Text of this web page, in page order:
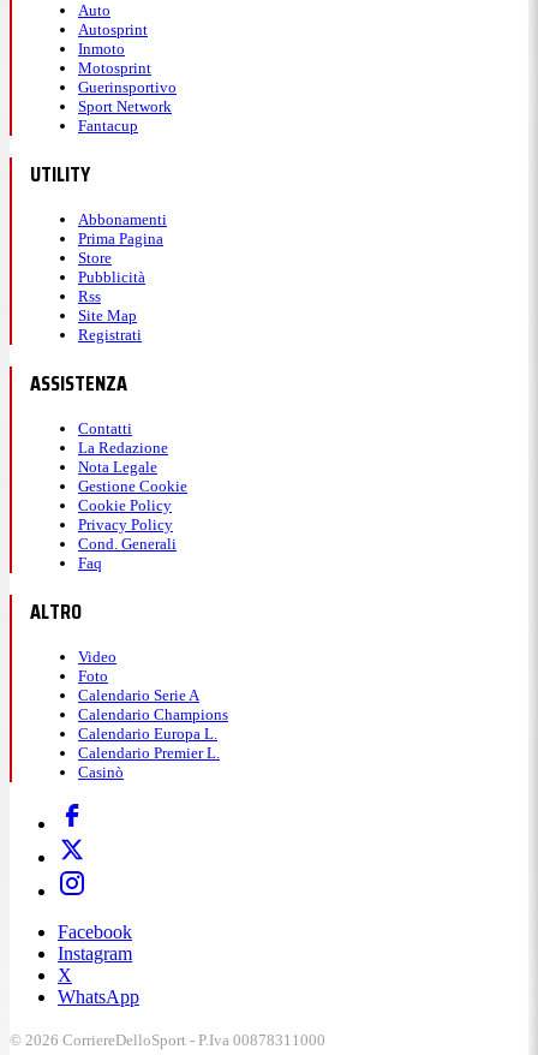
Auto
Autosprint
Inmoto
Motosprint
Guerinsportivo
Sport Network
Fantacup
UTILITY
Abbonamenti
Prima Pagina
Store
Pubblicità
Rss
Site Map
Registrati
ASSISTENZA
Contatti
La Redazione
Nota Legale
Gestione Cookie
Cookie Policy
Privacy Policy
Cond. Generali
Faq
ALTRO
Video
Foto
Calendario Serie A
Calendario Champions
Calendario Europa L.
Calendario Premier L.
Casinò
Facebook
Instagram
X
WhatsApp
© 2026 CorriereDelloSport - P.Iva 00878311000